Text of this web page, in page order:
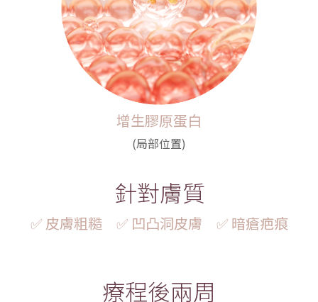
增生膠原蛋白
(局部位置)
針對膚質
✅ 皮膚粗糙 ✅ 凹凸洞皮膚 ✅ 暗瘡疤痕
療程後兩周